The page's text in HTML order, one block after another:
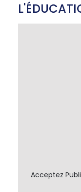
Acceptez